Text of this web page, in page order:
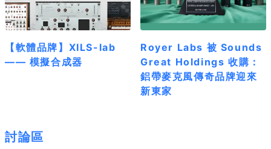
【軟體品牌】XILS-lab
—— 模擬合成器
Royer Labs 被 Sounds
Great Holdings 收購：
鋁帶麥克風傳奇品牌迎來
新東家
討論區